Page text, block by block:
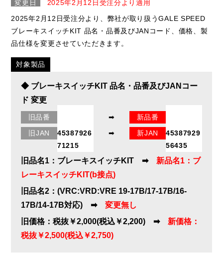
変更日
2025年2月12日受注分より適用
2025年2月12日受注分より、弊社が取り扱うGALE SPEED
ブレーキスイッチKIT 品名・品番及びJANコード、価格、製
品仕様を変更させていただきます。
対象製品
◆ ブレーキスイッチKIT 品名・品番及びJANコー
ド 変更
旧品番 ➡ 新品番
29000259
旧JAN
45387926
71215
➡ 新JAN
45387929
56435
旧品名1：ブレーキスイッチKIT ➡ 新品名1：ブ
レーキスイッチKIT(b接点)
旧品名2：(VRC:VRD:VRE 19-17B/17-17B/16-
17B/14-17B対応) ➡変更無し
旧価格：税抜￥2,000(税込￥2,200) ➡ 新価格：
税抜￥2,500(税込￥2,750)